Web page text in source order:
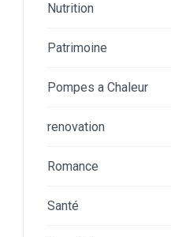
Nutrition
Patrimoine
Pompes a Chaleur
renovation
Romance
Santé